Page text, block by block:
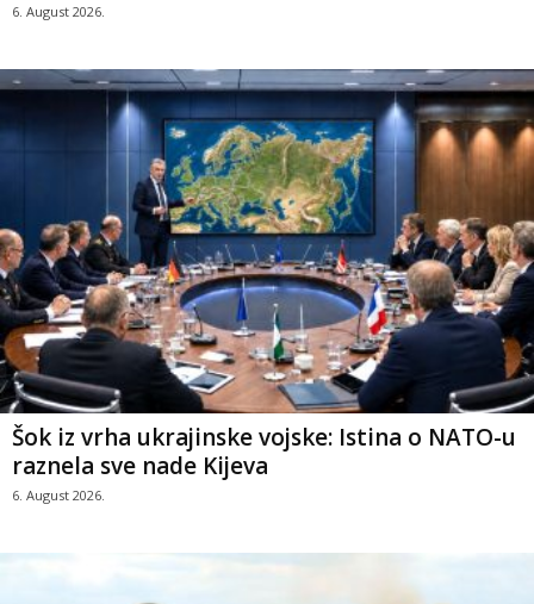
6. August 2026.
Šok iz vrha ukrajinske vojske: Istina o NATO-u
raznela sve nade Kijeva
6. August 2026.